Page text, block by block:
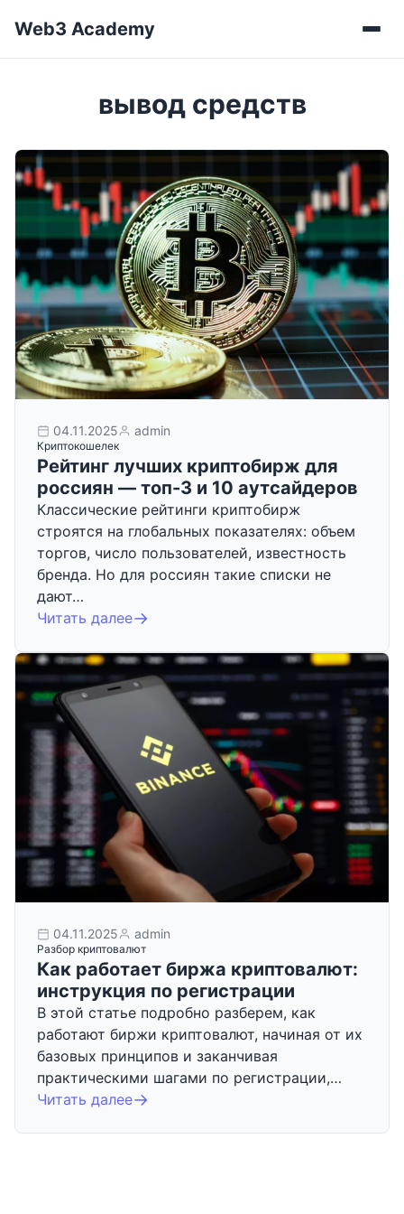
Web3 Academy
вывод средств
04.11.2025 admin
Криптокошелек
Рейтинг лучших криптобирж для
россиян — топ-3 и 10 аутсайдеров
Классические рейтинги криптобирж
строятся на глобальных показателях: объем
торгов, число пользователей, известность
бренда. Но для россиян такие списки не
дают…
Читать далее
04.11.2025 admin
Разбор криптовалют
Как работает биржа криптовалют:
инструкция по регистрации
В этой статье подробно разберем, как
работают биржи криптовалют, начиная от их
базовых принципов и заканчивая
практическими шагами по регистрации,…
Читать далее